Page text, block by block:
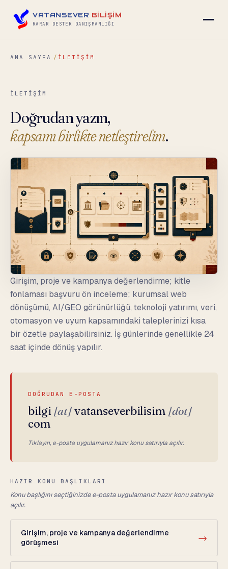
VATANSEVER BİLİŞİM
KARAR DESTEK DANIŞMANLIĞI
İLETIŞIM→
ANA SAYFA İLETIŞIM
İLETİŞİM
Doğrudan yazın,
kapsamı birlikte netleştirelim.
Girişim, proje ve kampanya değerlendirme; kitle
fonlaması başvuru ön inceleme; kurumsal web
dönüşümü, AI/GEO görünürlüğü, teknoloji yatırımı, veri,
otomasyon ve uyum kapsamındaki taleplerinizi kısa
bir özetle paylaşabilirsiniz. İş günlerinde genellikle 24
saat içinde dönüş yapılır.
DOĞRUDAN E-POSTA
bilgi[at]vatanseverbilisim [dot]
com
Tıklayın, e-posta uygulamanız hazır konu satırıyla açılır.
HAZIR KONU BAŞLIKLARI
Konu başlığını seçtiğinizde e-posta uygulamanız hazır konu satırıyla
açılır.
Girişim, proje ve kampanya değerlendirme
görüşmesi
→